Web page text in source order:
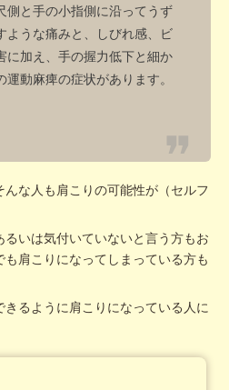
側と手の小指側に沿ってうず
ような痛みと、しびれ感、ビ
に加え、手の握力低下と細か
動麻痺の症状があります。
な人も肩こりの可能性が（セルフ
いは気付いていないと言う方もお
肩こりになってしまっている方も
るように肩こりになっている人に